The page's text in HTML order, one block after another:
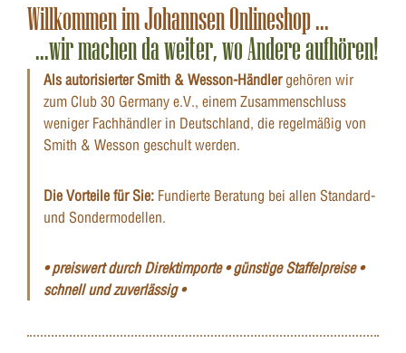
Willkommen im Johannsen Onlineshop ...
...wir machen da weiter, wo Andere aufhören!
Als autorisierter Smith & Wesson-Händlergehören wir
zum Club 30 Germany e.V., einem Zusammenschluss
weniger Fachhändler in Deutschland, die regelmäßig von
Smith & Wesson geschult werden.
Die Vorteile für Sie: Fundierte Beratung bei allen Standard-
und Sondermodellen.
• preiswert durch Direktimporte • günstige Staffelpreise •
schnell und zuverlässig •